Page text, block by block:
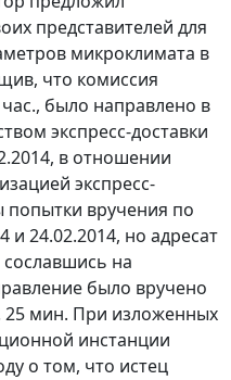
представителей для
микроклимата в
что комиссия
час., было направлено в
экспресс-доставки
в отношении
экспресс-
попытки вручения по
и 24.02.2014, но адресат
сославшись на
было вручено
25 мин. При изложенных
инстанции
о том, что истец